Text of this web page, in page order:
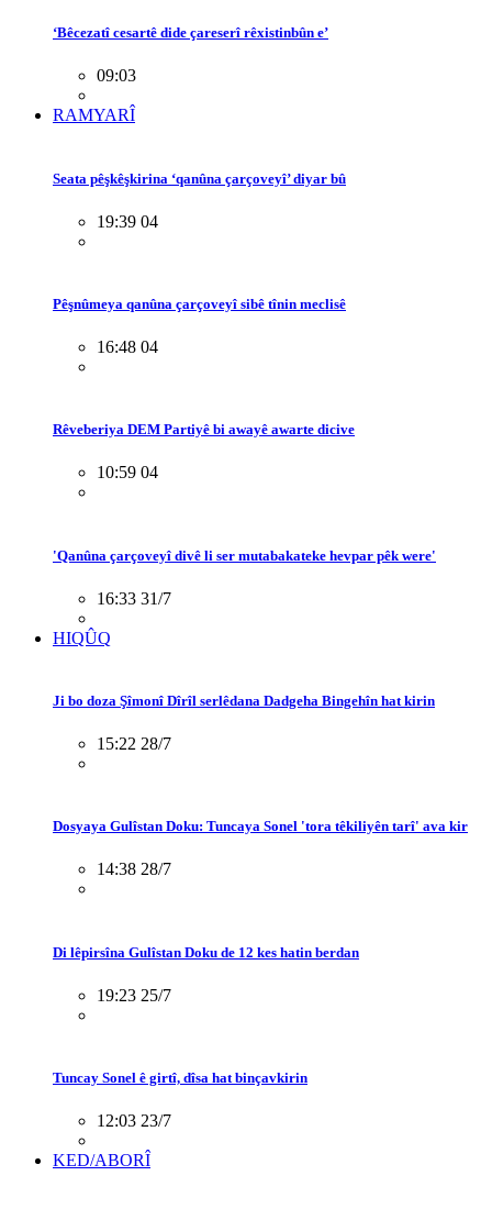
‘Bêcezatî cesartê dide çareserî rêxistinbûn e’
09:03
RAMYARÎ
Seata pêşkêşkirina ‘qanûna çarçoveyî’ diyar bû
19:39 04
Pêşnûmeya qanûna çarçoveyî sibê tînin meclisê
16:48 04
Rêveberiya DEM Partiyê bi awayê awarte dicive
10:59 04
'Qanûna çarçoveyî divê li ser mutabakateke hevpar pêk were'
16:33 31/7
HIQÛQ
Ji bo doza Şîmonî Dîrîl serlêdana Dadgeha Bingehîn hat kirin
15:22 28/7
Dosyaya Gulîstan Doku: Tuncaya Sonel 'tora têkiliyên tarî' ava kir
14:38 28/7
Di lêpirsîna Gulîstan Doku de 12 kes hatin berdan
19:23 25/7
Tuncay Sonel ê girtî, dîsa hat binçavkirin
12:03 23/7
KED/ABORÎ